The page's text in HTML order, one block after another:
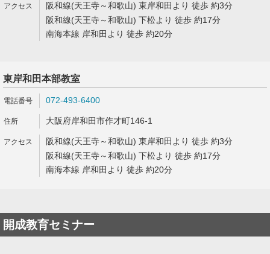
阪和線(天王寺～和歌山) 東岸和田より 徒歩 約3分
阪和線(天王寺～和歌山) 下松より 徒歩 約17分
南海本線 岸和田より 徒歩 約20分
東岸和田本部教室
072-493-6400
大阪府岸和田市作才町146-1
阪和線(天王寺～和歌山) 東岸和田より 徒歩 約3分
阪和線(天王寺～和歌山) 下松より 徒歩 約17分
南海本線 岸和田より 徒歩 約20分
開成教育セミナー